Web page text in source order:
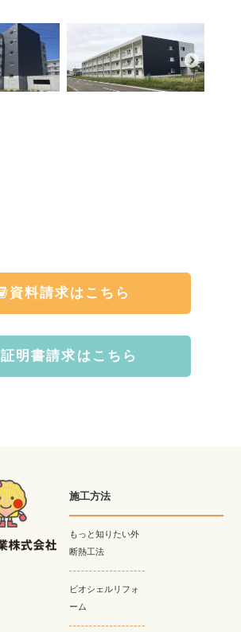
資料請求はこちら
証明書請求はこちら
施工方法
もっと知りたい外
断熱工法
ビオシェルリフォ
ーム